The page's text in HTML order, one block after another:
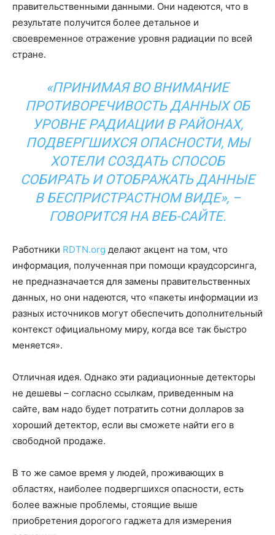
правительственными данными. Они надеются, что в
результате получится более детальное и
своевременное отражение уровня радиации по всей
стране.
«ПРИНИМАЯ ВО ВНИМАНИЕ
ПРОТИВОРЕЧИВОСТЬ ДАННЫХ ОБ
УРОВНЕ РАДИАЦИИ В РАЙОНАХ,
ПОДВЕРГШИХСЯ ОПАСНОСТИ, МЫ
ХОТЕЛИ СОЗДАТЬ СПОСОБ
СОБИРАТЬ И ОТОБРАЖАТЬ ДАННЫЕ
В БЕСПРИСТРАСТНОМ ВИДЕ», –
ГОВОРИТСЯ НА ВЕБ-САЙТЕ.
Работники RDTN.org делают акцент на том, что
информация, полученная при помощи краудсорсинга,
не предназначается для замены правительственных
данных, но они надеются, что «пакеты информации из
разных источников могут обеспечить дополнительный
контекст официальному миру, когда все так быстро
меняется».
Отличная идея. Однако эти радиационные детекторы
не дешевы – согласно ссылкам, приведенным на
сайте, вам надо будет потратить сотни долларов за
хороший детектор, если вы сможете найти его в
свободной продаже.
В то же самое время у людей, проживающих в
областях, наиболее подвергшихся опасности, есть
более важные проблемы, стоящие выше
приобретения дорогого гаджета для измерения